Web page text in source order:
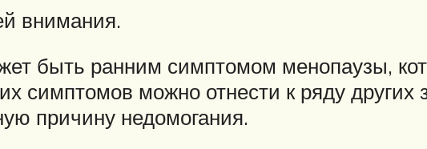
внимания.
быть ранним симптомом менопаузы,
симптомов можно отнести к ряду
причину недомогания.